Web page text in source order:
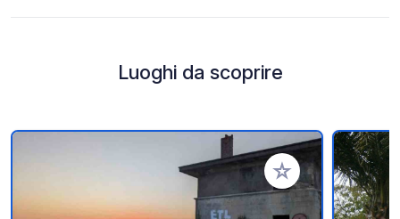
Luoghi da scoprire
Aggiungi ai tuoi